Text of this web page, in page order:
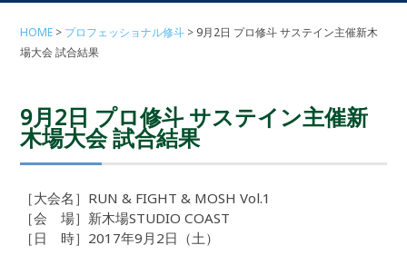
HOME プロフェッショナル修斗
9月2日 プロ修斗 サステイン主催新木
場大会 試合結果
9月2日 プロ修斗 サステイン主催新
木場大会 試合結果
［大会名］RUN & FIGHT & MOSH Vol.1
［会 場］新木場STUDIO COAST
［日 時］2017年9月2日（土）